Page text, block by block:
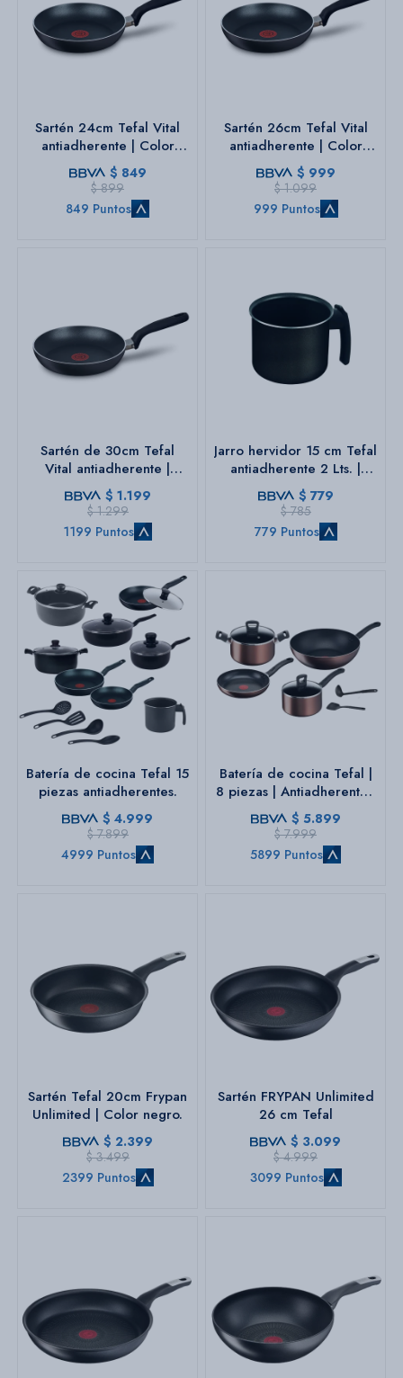
Sartén 24cm Tefal Vital
antiadherente | Color
negro.
$ 849
$ 899
849 Puntos
Sartén 26cm Tefal Vital
antiadherente | Color
negro.
$ 999
$ 1.099
999 Puntos
Sartén de 30cm Tefal
Vital antiadherente |
Color negro.
$ 1.199
$ 1.299
1199 Puntos
Jarro hervidor 15 cm Tefal
antiadherente 2 Lts. |
Color negro.
$ 779
$ 785
779 Puntos
Batería de cocina Tefal 15
piezas antiadherentes.
$ 4.999
$ 7.899
4999 Puntos
Batería de cocina Tefal |
8 piezas | Antiadherente |
Color marrón.
$ 5.899
$ 7.999
5899 Puntos
Sartén Tefal 20cm Frypan
Unlimited | Color negro.
$ 2.399
$ 3.499
2399 Puntos
Sartén FRYPAN Unlimited
26 cm Tefal
$ 3.099
$ 4.999
3099 Puntos